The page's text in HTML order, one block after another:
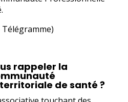
Télégramme)
rappeler la
de santé ?